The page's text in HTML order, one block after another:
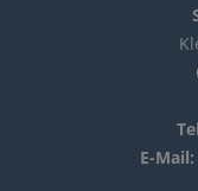
E-Mail: